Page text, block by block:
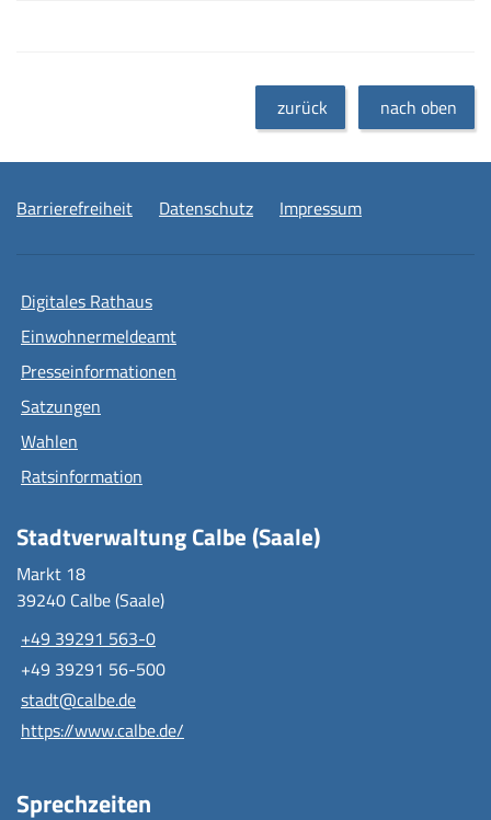
zurück nach oben
Barrierefreiheit Datenschutz Impressum
Digitales Rathaus
Einwohnermeldeamt
Presseinformationen
Satzungen
Wahlen
Ratsinformation
Stadtverwaltung Calbe (Saale)
Markt 18
39240 Calbe (Saale)
+49 39291 563-0
+49 39291 56-500
stadt@calbe.de
https://www.calbe.de/
Sprechzeiten